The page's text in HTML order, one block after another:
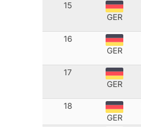
15
GER
16
GER
17
GER
18
GER